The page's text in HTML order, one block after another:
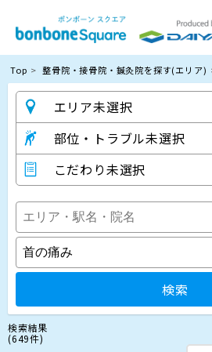
Top 整骨院・接骨院・鍼灸院を探す(エリア)
エリア未選択
部位・トラブル未選択
こだわり未選択
検索
検索結果
(649件)